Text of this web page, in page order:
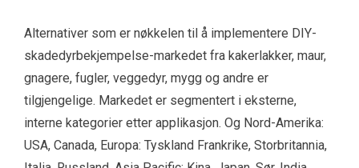
Alternativer som er nøkkelen til å implementere DIY-
skadedyrbekjempelse-markedet fra kakerlakker, maur,
gnagere, fugler, veggedyr, mygg og andre er
tilgjengelige. Markedet er segmentert i eksterne,
interne kategorier etter applikasjon. Og Nord-Amerika:
USA, Canada, Europa: Tyskland Frankrike, Storbritannia,